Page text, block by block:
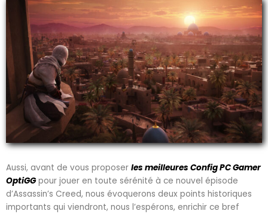
Aussi, avant de vous proposer les meilleures Config PC Gamer
OptiGGpour jouer en toute sérénité à ce nouvel épisode
d’Assassin’s Creed, nous évoquerons deux points historiques
importants qui viendront, nous l’espérons, enrichir ce bref